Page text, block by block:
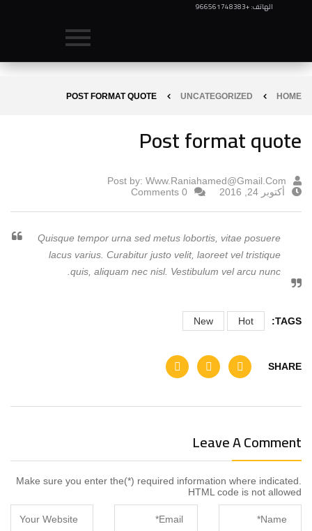
الهاتف: +966561748383
HOME
UNCATEGORIZED
POST FORMAT QUOTE
Post format quote
Post by: Www.raniahamed@gmail.com
أكتوبر 24, 2016
0 Comments
Quisque tempor urna sed metus lobortis, vitae posuere
lacus varius. Curabitur justo velit, laoreet vel tristique
quis, aliquam nec nisl. Vestibulum vel arcu nunc.
TAGS:
Hot
New
SHARE
Leave A Comment
Make sure you enter the(*) required information where indicated.
HTML code is not allowed